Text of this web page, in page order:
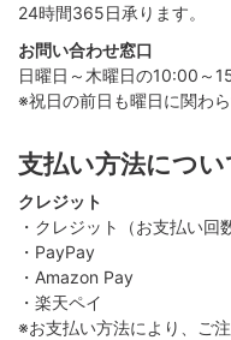
24時間365日承ります。
お問い合わせ窓口
日曜日～木曜日の10:00～
※祝日の前日も曜日に関わ
支払い方法につい
クレジット
・クレジット（お支払い回
・PayPay
・Amazon Pay
・楽天ペイ
※お支払い方法により、ご